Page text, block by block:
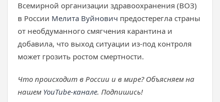
Всемирной организации здравоохранения (ВОЗ)
в России Мелита Вуйнович предостерегла страны
от необдуманного смягчения карантина и
добавила, что выход ситуации из-под контроля
может грозить ростом смертности.
Что происходит в России и в мире? Объясняем на
нашем YouTube-канале. Подпишись!